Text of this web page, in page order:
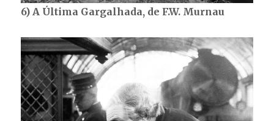
6) A Última Gargalhada, de F.W. Murnau